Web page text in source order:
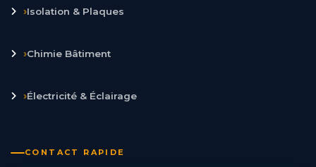
›Isolation & Plaques
›Chimie Bâtiment
›Électricité & Éclairage
CONTACT RAPIDE